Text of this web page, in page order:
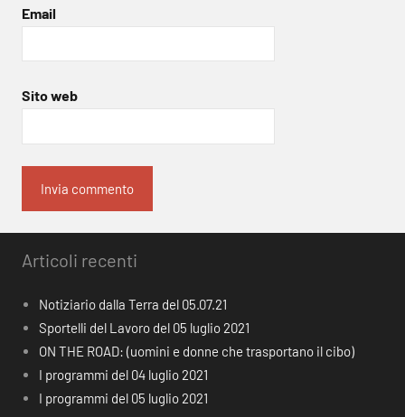
Email
Sito web
Articoli recenti
Notiziario dalla Terra del 05.07.21
Sportelli del Lavoro del 05 luglio 2021
ON THE ROAD: (uomini e donne che trasportano il cibo)
I programmi del 04 luglio 2021
I programmi del 05 luglio 2021